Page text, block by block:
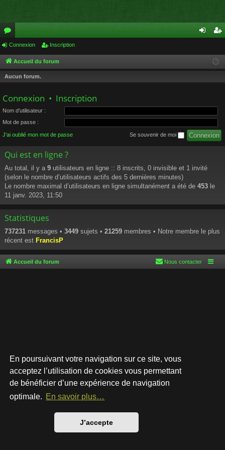
En poursuivant votre navigation sur ce site, vous
acceptez l’utilisation de cookies vous permettant
de bénéficier d’une expérience de navigation
optimale. En savoir plus…
J’accepte
or
u
m
cri
Connexion Inscription
Accueil du forum
Aucun forum.
Connexion • Inscription
Nom d’utilisateur :
Mot de passe :
J’ai oublié mon mot de passe Se souvenir de moi
Qui est en ligne ?
Au total, il y a 9 utilisateurs en ligne :: 8 inscrits, 0 invisible et 1 invité
(selon le nombre d’utilisateurs actifs des 5 dernières minutes)
Le nombre maximal d’utilisateurs en ligne simultanément a été de 453 le
11 janv. 2023, 11:50
Statistiques
737231 messages • 3449 sujets • 21259 membres • Notre membre le plus
récent est FrancisP
Accueil du forum Nous contacter
Développé parphpBB® Forum Software © phpBB Limited
Style par
Traduction française officielle